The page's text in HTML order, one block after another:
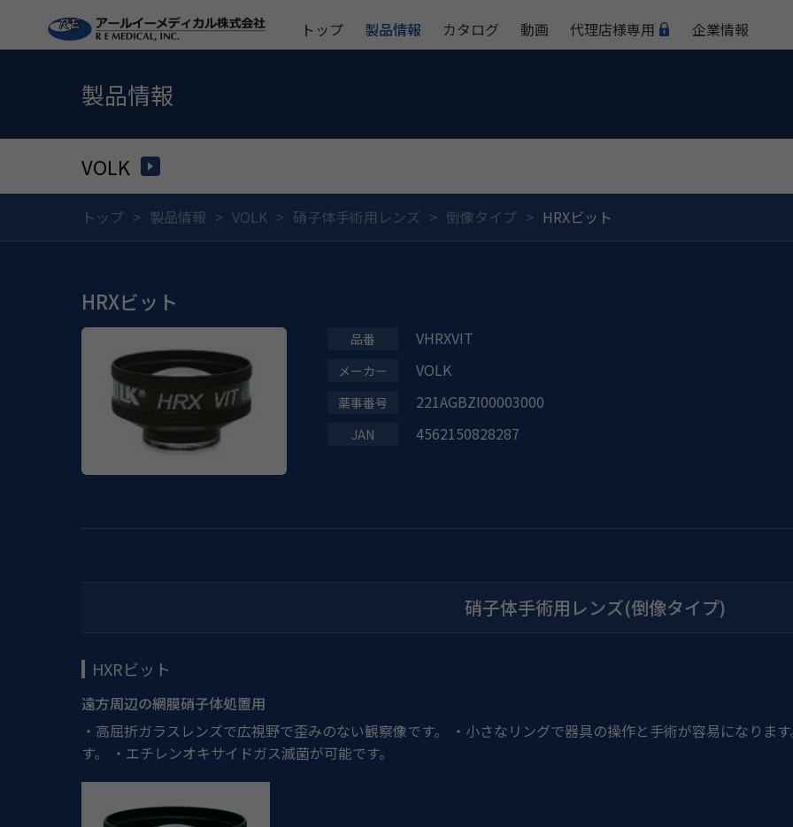
トップ 製品情報 カタログ 動画 代理店様専用 企業情報
製品情報
VOLK
トップ 製品情報 VOLK 硝子体手術用レンズ 倒像タイプ HRXビット
HRXビット
VHRXVIT
VOLK
221AGBZI00003000
4562150828287
硝子体手術用レンズ(倒像タイプ)
HXRビット
遠方周辺の網膜硝子体処置用
・高屈折ガラスレンズで広視野で歪みのない観察像です。 ・小さなリングで器具の操作と手術が容易になりま
す。 ・エチレンオキサイドガス滅菌が可能です。